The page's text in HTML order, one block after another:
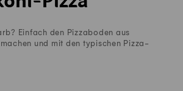
Einfach den Pizzaboden aus
und mit den typischen Pizza-